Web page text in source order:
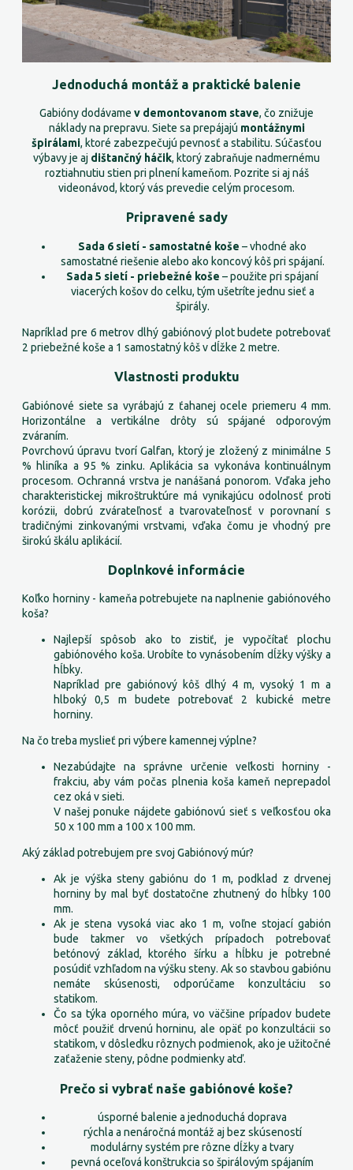
Jednoduchá montáž a praktické balenie
Gabióny dodávame v demontovanom stave, čo znižuje
náklady na prepravu. Siete sa prepájajú montážnymi
špirálami, ktoré zabezpečujú pevnosť a stabilitu. Súčasťou
výbavy je aj dištančný háčik, ktorý zabraňuje nadmernému
roztiahnutiu stien pri plnení kameňom. Pozrite si aj náš
videonávod, ktorý vás prevedie celým procesom.
Pripravené sady
Sada 6 sietí - samostatné koše – vhodné ako
samostatné riešenie alebo ako koncový kôš pri spájaní.
Sada 5 sietí - priebežné koše – použite pri spájaní
viacerých košov do celku, tým ušetríte jednu sieť a
špirály.
Napríklad pre 6 metrov dlhý gabiónový plot budete potrebovať
2 priebežné koše a 1 samostatný kôš v dĺžke 2 metre.
Vlastnosti produktu
Gabiónové siete sa vyrábajú z ťahanej ocele priemeru 4 mm.
Horizontálne a vertikálne drôty sú spájané odporovým
zváraním.
Povrchovú úpravu tvorí Galfan, ktorý je zložený z minimálne 5
% hliníka a 95 % zinku. Aplikácia sa vykonáva kontinuálnym
procesom. Ochranná vrstva je nanášaná ponorom. Vďaka jeho
charakteristickej mikroštruktúre má vynikajúcu odolnosť proti
korózii, dobrú zvárateľnosť a tvarovateľnosť v porovnaní s
tradičnými zinkovanými vrstvami, vďaka čomu je vhodný pre
širokú škálu aplikácií.
Doplnkové informácie
Koľko horniny - kameňa potrebujete na naplnenie gabiónového
koša?
Najlepší spôsob ako to zistiť, je vypočítať plochu
gabiónového koša. Urobíte to vynásobením dĺžky výšky a
hĺbky.
Napríklad pre gabiónový kôš dlhý 4 m, vysoký 1 m a
hlboký 0,5 m budete potrebovať 2 kubické metre
horniny.
Na čo treba myslieť pri výbere kamennej výplne?
Nezabúdajte na správne určenie veľkosti horniny -
frakciu, aby vám počas plnenia koša kameň neprepadol
cez oká v sieti.
V našej ponuke nájdete gabiónovú sieť s veľkosťou oka
50 x 100 mm a 100 x 100 mm.
Aký základ potrebujem pre svoj Gabiónový múr?
Ak je výška steny gabiónu do 1 m, podklad z drvenej
horniny by mal byť dostatočne zhutnený do hĺbky 100
mm.
Ak je stena vysoká viac ako 1 m, voľne stojací gabión
bude takmer vo všetkých prípadoch potrebovať
betónový základ, ktorého šírku a hĺbku je potrebné
posúdiť vzhľadom na výšku steny. Ak so stavbou gabiónu
nemáte skúsenosti, odporúčame konzultáciu so
statikom.
Čo sa týka oporného múra, vo väčšine prípadov budete
môcť použiť drvenú horninu, ale opäť po konzultácii so
statikom, v dôsledku rôznych podmienok, ako je užitočné
zaťaženie steny, pôdne podmienky atď.
Prečo si vybrať naše gabiónové koše?
úsporné balenie a jednoduchá doprava
rýchla a nenáročná montáž aj bez skúseností
modulárny systém pre rôzne dĺžky a tvary
pevná oceľová konštrukcia so špirálovým spájaním